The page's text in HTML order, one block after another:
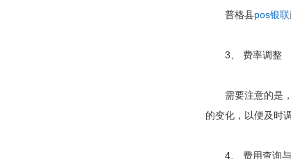
普格县pos银联
3、 费率调整
需要注意的是，
的变化，以便及时
4、 费用查询与